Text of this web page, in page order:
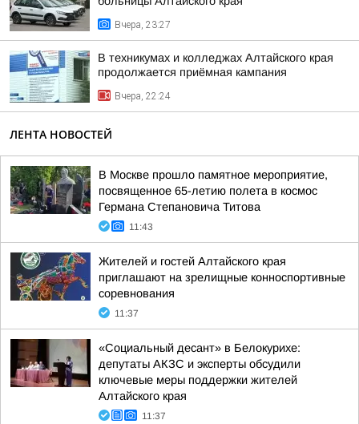
Вчера, 23:27
В техникумах и колледжах Алтайского края
продолжается приёмная кампания
Вчера, 22:24
ЛЕНТА НОВОСТЕЙ
В Москве прошло памятное мероприятие,
посвященное 65-летию полета в космос
Германа Степановича Титова
11:43
Жителей и гостей Алтайского края
приглашают на зрелищные конноспортивные
соревнования
11:37
«Социальный десант» в Белокурихе:
депутаты АКЗС и эксперты обсудили
ключевые меры поддержки жителей
Алтайского края
11:37